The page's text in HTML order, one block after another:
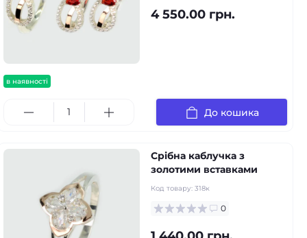
в наявності
4 550.00 грн.
До кошика
Срібна каблучка з
золотими вставками
Код товару: 318к
0